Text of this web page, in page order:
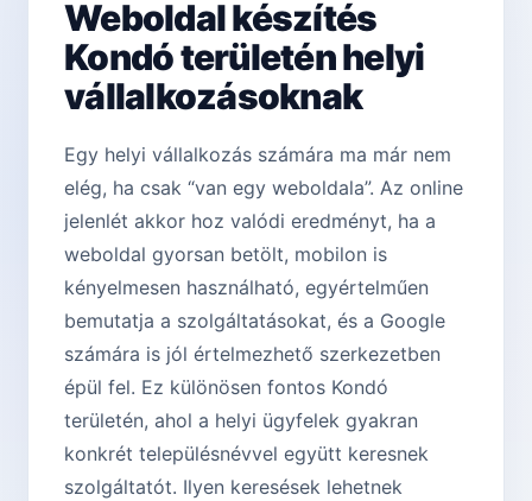
Weboldal készítés
Kondó területén helyi
vállalkozásoknak
Egy helyi vállalkozás számára ma már nem
elég, ha csak “van egy weboldala”. Az online
jelenlét akkor hoz valódi eredményt, ha a
weboldal gyorsan betölt, mobilon is
kényelmesen használható, egyértelműen
bemutatja a szolgáltatásokat, és a Google
számára is jól értelmezhető szerkezetben
épül fel. Ez különösen fontos Kondó
területén, ahol a helyi ügyfelek gyakran
konkrét településnévvel együtt keresnek
szolgáltatót. Ilyen keresések lehetnek